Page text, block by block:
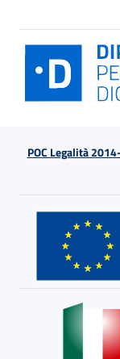
POC Legalità